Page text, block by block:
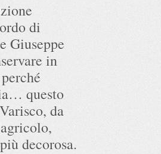
di
Giuseppe
in
questo
da
decorosa.